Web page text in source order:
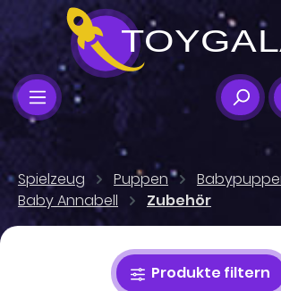
Zum Hauptinhalt springen
Spielzeug Puppen
Baby Annabell
Zubehör
Produkte filtern